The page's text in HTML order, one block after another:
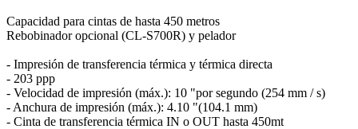
Capacidad para cintas de hasta 450 metros
Rebobinador opcional (CL-S700R) y pelador
- Impresión de transferencia térmica y térmica directa
- 203 ppp
- Velocidad de impresión (máx.): 10 "por segundo (254 mm / s)
- Anchura de impresión (máx.): 4.10 "(104.1 mm)
- Cinta de transferencia térmica IN o OUT hasta 450mt